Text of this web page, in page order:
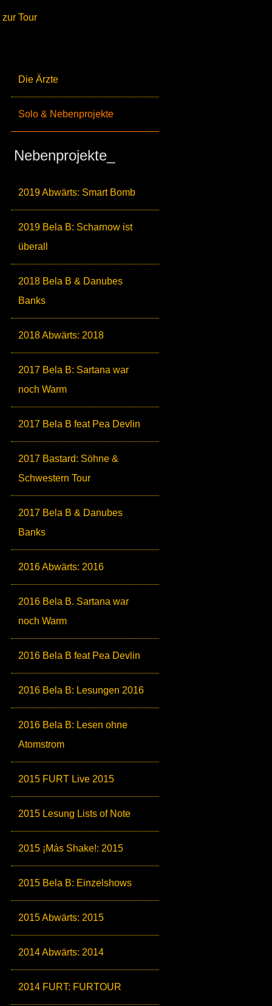
Die Ärzte
Solo & Nebenprojekte
Nebenprojekte_
2019 Abwärts: Smart Bomb
2019 Bela B: Scharnow ist
überall
2018 Bela B & Danubes
Banks
2018 Abwärts: 2018
2017 Bela B: Sartana war
noch Warm
2017 Bela B feat Pea Devlin
2017 Bastard: Söhne &
Schwestern Tour
2017 Bela B & Danubes
Banks
2016 Abwärts: 2016
2016 Bela B. Sartana war
noch Warm
2016 Bela B feat Pea Devlin
2016 Bela B: Lesungen 2016
2016 Bela B: Lesen ohne
Atomstrom
2015 FURT Live 2015
2015 Lesung Lists of Note
2015 ¡Más Shake!: 2015
2015 Bela B: Einzelshows
2015 Abwärts: 2015
2014 Abwärts: 2014
2014 FURT: FURTOUR
zur Tour